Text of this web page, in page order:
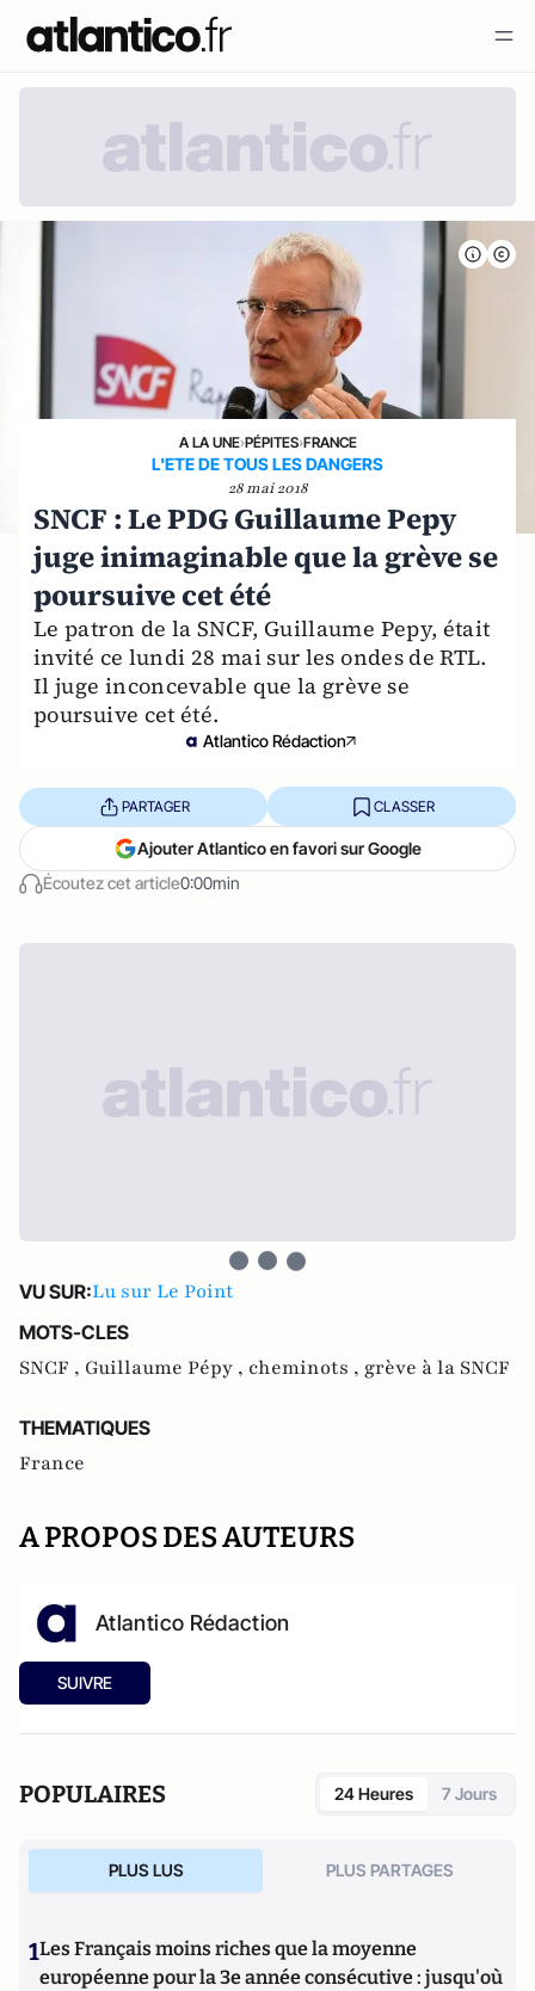
A LA UNE›PÉPITES›FRANCE
L'ETE DE TOUS LES DANGERS
28 mai 2018
SNCF : Le PDG Guillaume Pepy
juge inimaginable que la grève se
poursuive cet été
Le patron de la SNCF, Guillaume Pepy, était
invité ce lundi 28 mai sur les ondes de RTL.
Il juge inconcevable que la grève se
poursuive cet été.
Atlantico Rédaction
Écoutez cet article0:00min
PARTAGER CLASSER
Ajouter Atlantico en favori sur Google
VU SUR:Lu sur Le Point
MOTS-CLES
SNCF , Guillaume Pépy , cheminots , grève à la SNCF
THEMATIQUES
France
A PROPOS DES AUTEURS
Atlantico Rédaction
SUIVRE
POPULAIRES 24 Heures 7 Jours
PLUS LUS PLUS PARTAGES
1Les Français moins riches que la moyenne
européenne pour la 3e année consécutive : jusqu'où